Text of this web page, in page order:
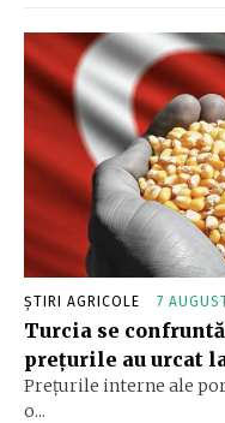
ȘTIRI AGRICOLE 7
Turcia se
prețurile au urcat
Prețurile interne ale
o...